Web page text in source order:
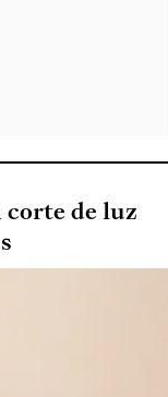
corte de luz